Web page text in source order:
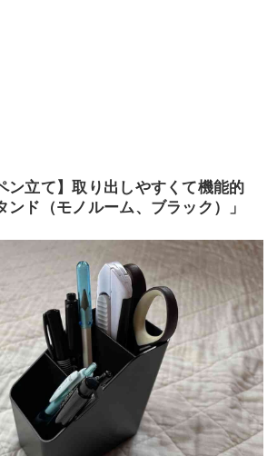
ン立て】取り出しやすくて機能的
ンド（モノルーム、ブラック）」